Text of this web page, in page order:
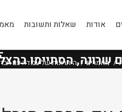
אודות שאלות ותשובות
טיפים
מאמרים היתרונות של עבודה עם
הסתיימו בהצלחה!